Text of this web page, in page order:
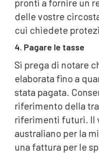
pronti a fornire un
delle vostre
cui chiedete
4. Pagare le tasse
Si prega di notare
elaborata fino a
stata pagata.
riferimento della
riferimenti futuri. Il
australiano per la
una fattura per le